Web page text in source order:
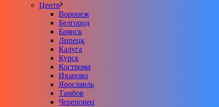
Центр
Воронеж
Белгород
Брянск
Липецк
Калуга
Курск
Кострома
Иваново
Ярославль
Тамбов
Череповец